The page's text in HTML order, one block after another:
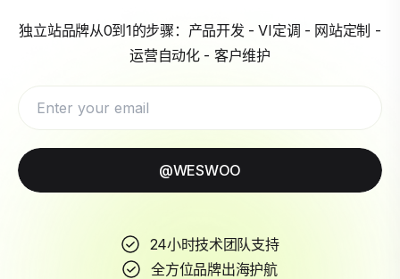
独立站品牌从0到1的步骤：产品开发 - VI定调 - 网站定制 -
运营自动化 - 客户维护
@WESWOO
24小时技术团队支持
全方位品牌出海护航